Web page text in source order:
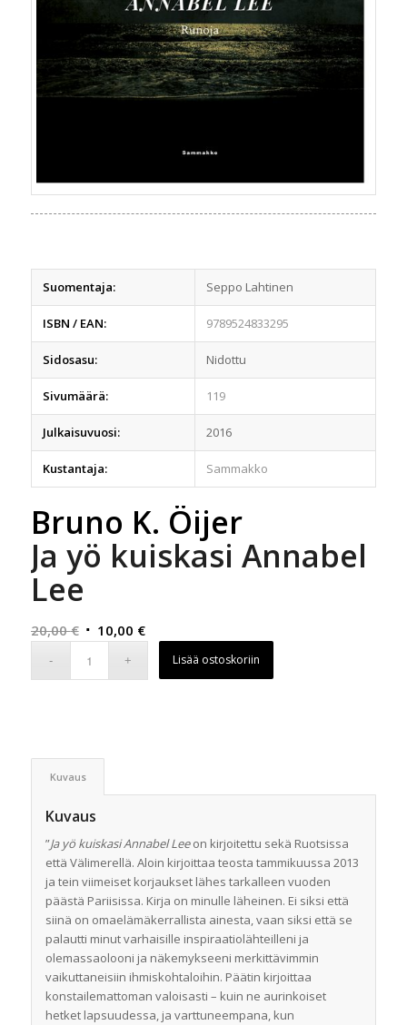
Suomentaja: Seppo Lahtinen
ISBN / EAN: 9789524833295
Sidosasu: Nidottu
Sivumäärä: 119
Julkaisuvuosi: 2016
Kustantaja: Sammakko
Bruno K. Öijer
Ja yö kuiskasi Annabel
Lee
20,00€ Alkuperäinen
10,00 €Nykyinen
hinta
on:
Lisää ostoskoriin
Kuvaus
Kuvaus
”Ja yö kuiskasi Annabel Leeon kirjoitettu sekä Ruotsissa
että Välimerellä. Aloin kirjoittaa teosta tammikuussa 2013
ja tein viimeiset korjaukset lähes tarkalleen vuoden
päästä Pariisissa. Kirja on minulle läheinen. Ei siksi että
siinä on omaelämäkerrallista ainesta, vaan siksi että se
palautti minut varhaisille inspiraatiolähteilleni ja
olemassaolooni ja näkemykseeni merkittävimmin
vaikuttaneisiin ihmiskohtaloihin. Päätin kirjoittaa
konstailemattoman valoisasti – kuin ne aurinkoiset
hetket lapsuudessa, ja varttuneempana, kun